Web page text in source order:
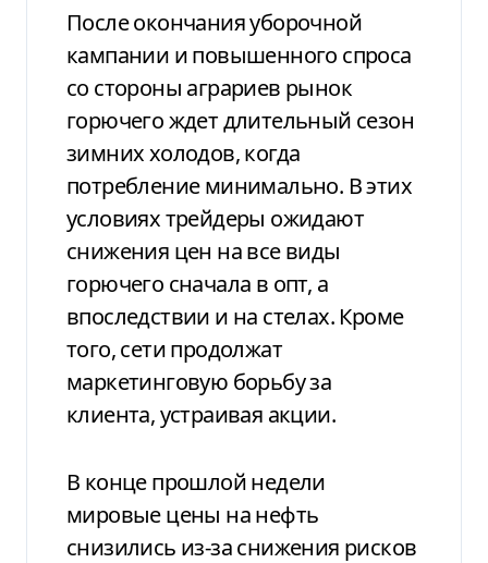
После окончания уборочной
кампании и повышенного спроса
со стороны аграриев рынок
горючего ждет длительный сезон
зимних холодов, когда
потребление минимально. В этих
условиях трейдеры ожидают
снижения цен на все виды
горючего сначала в опт, а
впоследствии и на стелах. Кроме
того, сети продолжат
маркетинговую борьбу за
клиента, устраивая акции.
В конце прошлой недели
мировые цены на нефть
снизились из-за снижения рисков